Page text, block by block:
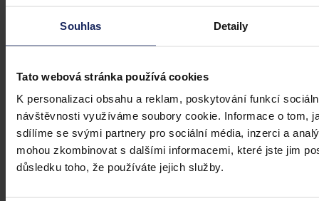
Souhlas Detaily
Tato webová stránka používá cookies
K personalizaci obsahu a reklam, poskytování funkcí
návštěvnosti využíváme soubory cookie. Informace o tom,
sdílíme se svými partnery pro sociální média, inzerci a
mohou zkombinovat s dalšími informacemi, které jste jim
důsledku toho, že používáte jejich služby.
Úkladná vražda a některé další činy by
mohly být nepromlčitelné, navrhla
koalice
Praha 1. srpna (ČTK) - Úkladná vražda a některé další trestné činy s
úmyslným usmrcením by se mohly zařadit mezi nepromlčitelné. Jde
také například o některé činy související s obecným ohrožením,
teroristickým útokem a terorem, za něž hrozí až výjimečný trest.
ČTK • 3. srpna 2026, 10:04